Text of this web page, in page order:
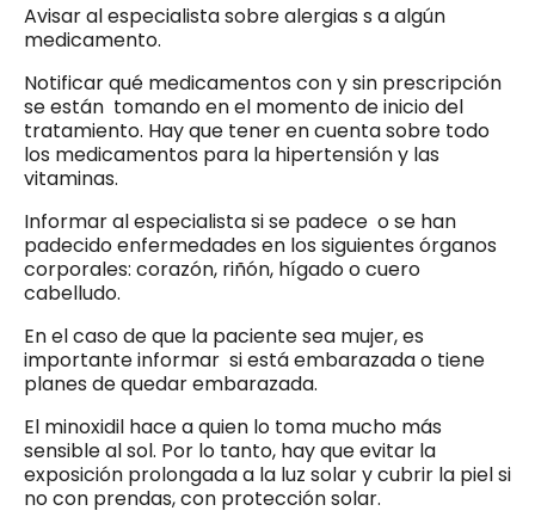
Avisar al especialista sobre alergias s a algún
medicamento.
Notificar qué medicamentos con y sin prescripción
se están tomando en el momento de inicio del
tratamiento. Hay que tener en cuenta sobre todo
los medicamentos para la hipertensión y las
vitaminas.
Informar al especialista si se padece o se han
padecido enfermedades en los siguientes órganos
corporales: corazón, riñón, hígado o cuero
cabelludo.
En el caso de que la paciente sea mujer, es
importante informar si está embarazada o tiene
planes de quedar embarazada.
El minoxidil hace a quien lo toma mucho más
sensible al sol. Por lo tanto, hay que evitar la
exposición prolongada a la luz solar y cubrir la piel si
no con prendas, con protección solar.